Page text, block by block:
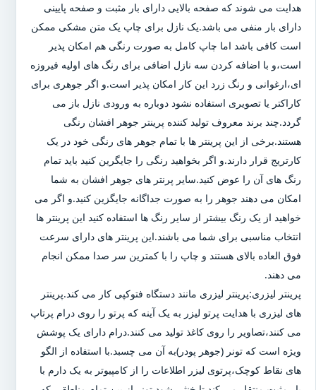
هدایت می شوند که صفحه بالایی دارای بار مثبت و صفحه پایینی
دارای بار منفی می باشد.یک نازل برای چاپ یک متن مشکی ممکن
است کافی باشد اما چاپ کامل به صورت رنگی هم امکان پذیر
است،و با اضافه کردن سه نازل اضافی برای رنگ های اولیه فیروزه
ای،ارغوانی و رنگ زرد این کار امکان پذیر است.و اگر جوهری برای
کاراکتر یا تصویری استفاده نشود دوباره به ورودی نازل باز می
گردد.چند برند معروف تولید کننده پرینتر جوهر افشان رنگی
هستند.برخی از این پرینتر ها با تمام جوهر های رنگی خود در یک
کارتریج قرار دارند.و اگر بخواهید رنگی را جایگرین کنید باید تمام
رنگ های آن را عوض کنید.سایر پرنتر های جوهر افشان به شما
امکان می دهند جوهر را به صورت جداگانه جایگزین کنید.و اگر می
خواهید از یک رنگ بیشتر از سایر رنگ ها استفاده کنید این پرینتر ها
انتخاب مناسبی برای شما می باشند.این پرینتر های دارای سرعت
فوق العاده بالای هستند و چاپ را با کمترین سر صدا ممکن انجام
می دهند.
پرینتر لیزری:پرینتر لیزری مانند دستگاه فتوکپی کار می کند.پرینتر
های لیزری با هدایت پرتو لیزر به یک آینه که پرتو را روی درام پرتاپ
می کنند،تصاویر را روی کاغذ تولید می کنند.درام دارای یک پوشش
ویژه است که تونر (جوهر پودر)به آن می چسبد.با استفاده از الگو
های نقاط کوچک،پرتوی لیزر اطلاعات را از کامپیوتر به یک دارم با